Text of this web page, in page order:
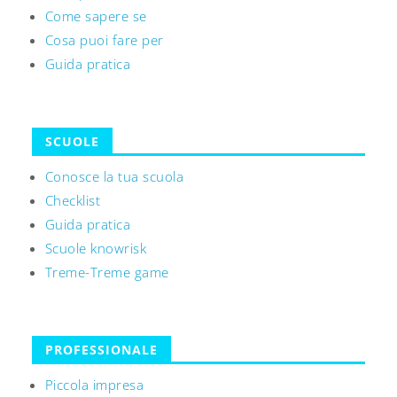
Come sapere se
Cosa puoi fare per
Guida pratica
SCUOLE
Conosce la tua scuola
Checklist
Guida pratica
Scuole knowrisk
Treme-Treme game
PROFESSIONALE
Piccola impresa